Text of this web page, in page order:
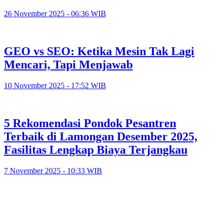
26 November 2025 - 06:36 WIB
GEO vs SEO: Ketika Mesin Tak Lagi
Mencari, Tapi Menjawab
10 November 2025 - 17:52 WIB
5 Rekomendasi Pondok Pesantren
Terbaik di Lamongan Desember 2025,
Fasilitas Lengkap Biaya Terjangkau
7 November 2025 - 10:33 WIB